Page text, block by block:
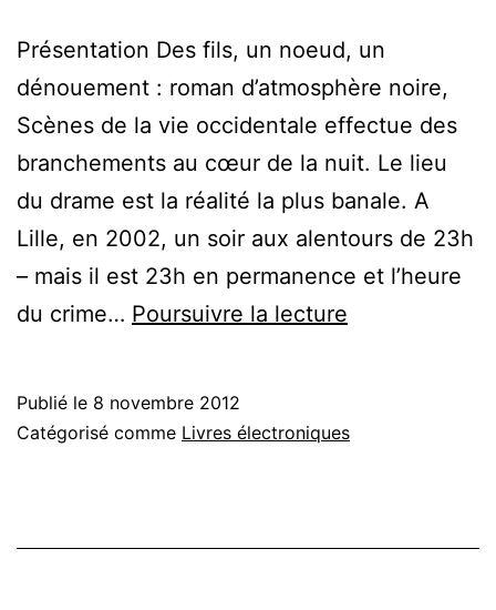
Présentation Des fils, un noeud, un
dénouement : roman d’atmosphère noire,
Scènes de la vie occidentale effectue des
branchements au cœur de la nuit. Le lieu
du drame est la réalité la plus banale. A
Lille, en 2002, un soir aux alentours de 23h
– mais il est 23h en permanence et l’heure
du crime… Poursuivre la lecture
la
Publié le 8 novembre 2012
Catégorisé comme Livres électroniques